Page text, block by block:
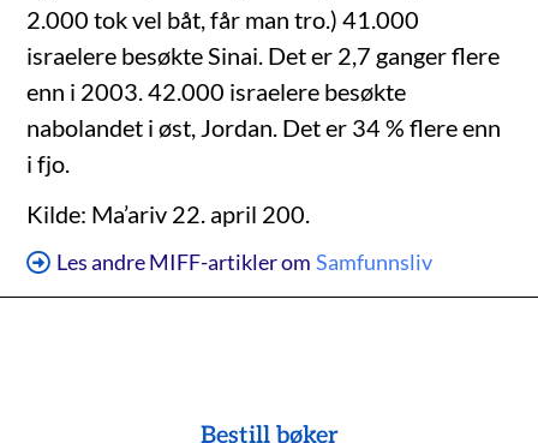
2.000 tok vel båt, får man tro.) 41.000
israelere besøkte Sinai. Det er 2,7 ganger flere
enn i 2003. 42.000 israelere besøkte
nabolandet i øst, Jordan. Det er 34 % flere enn
i fjo.
Kilde: Ma’ariv 22. april 200.
Les andre MIFF-artikler om Samfunnsliv
Bestill bøker